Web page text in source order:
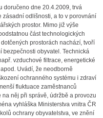
doručeno dne 20.4.2009, trvá
zásadní odlišnosti, a to v porovnání
prostor. Mimo již výše
část technologických
prostorách nachází, tvoří
bezpečnosti obyvatel. Technická
vzduchové filtrace, energetické
Uvádí, že neodborně
ochranného systému i zdraví
fluktuace zaměstnanců
něj při správě, údržbě a provozu
vyhláška Ministerstva vnitra ČR
ochrany obyvatelstva, ve znění